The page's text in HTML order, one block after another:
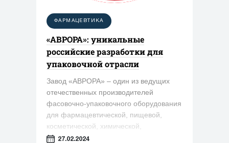
ФАРМАЦЕВТИКА
«АВРОРА»: уникальные
российские разработки для
упаковочной отрасли
Завод «АВРОРА» – один из ведущих
отечественных производителей
фасовочно-упаковочного оборудования
для фармацевтической, пищевой,
косметической, химической,
целлюлозно-бумажной и других
27.02.2024